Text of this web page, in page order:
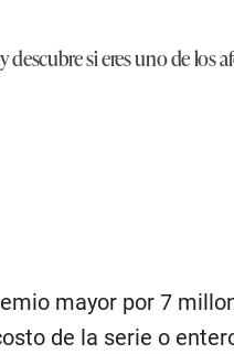
descubre si eres uno de los
mayor por 7
de la serie o